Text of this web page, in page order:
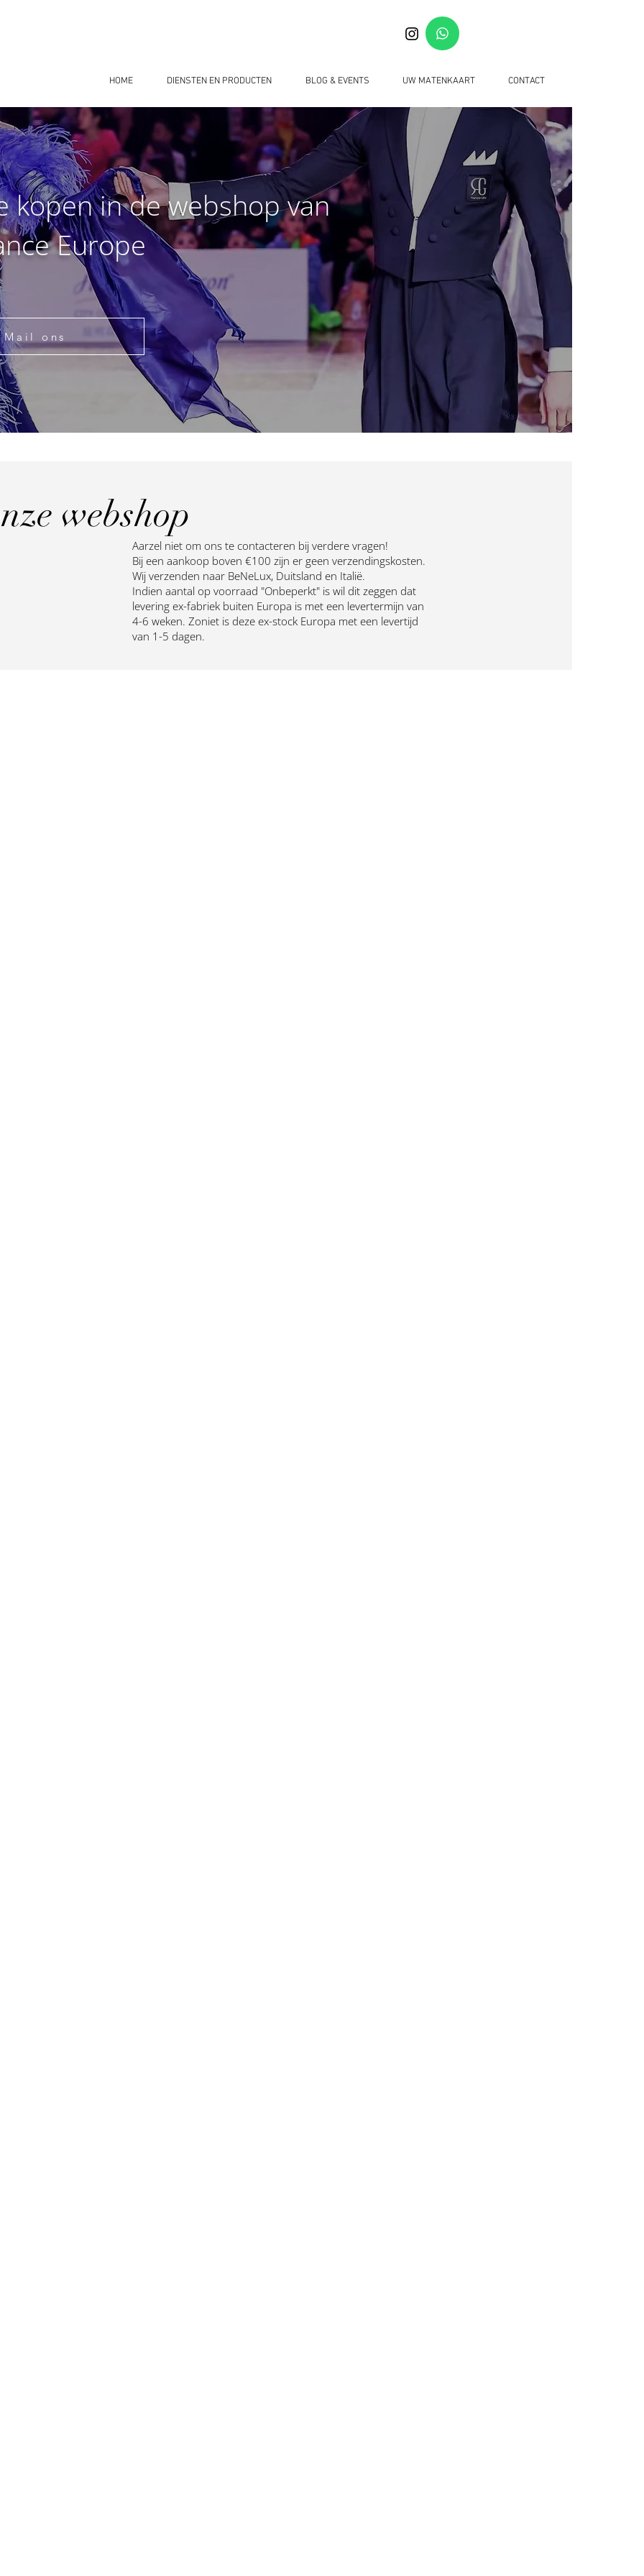
HOME DIENSTEN EN PRODUCTEN BLOG & EVENTS UW MATENKAART CONTACT
Mail ons
kopen in de webshop van
Europe
webshop
Aarzel niet om ons te contacteren bij verdere vragen!
Bij een aankoop boven €100 zijn er geen verzendingskosten.
Wij verzenden naar BeNeLux, Duitsland en Italië.
Indien aantal op voorraad "Onbeperkt" is wil dit zeggen dat
levering ex-fabriek buiten Europa is met een levertermijn van
4-6 weken. Zoniet is deze ex-stock Europa met een levertijd
van 1-5 dagen.